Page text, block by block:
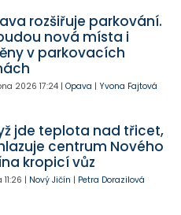
rozšiřuje parkování.
nová místa i
v parkovacích
2026 17:24| Opava | Yvona Fajtová
jde teplota nad třicet,
centrum Nového
kropicí vůz
11:26 | Nový Jičín | Petra Dorazilová